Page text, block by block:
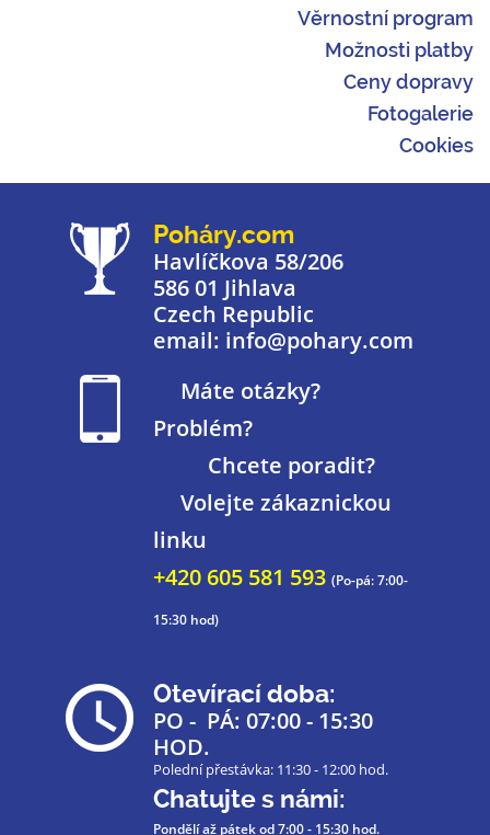
Věrnostní program
Možnosti platby
Ceny dopravy
Fotogalerie
Cookies
Poháry.com
Havlíčkova 58/206
586 01 Jihlava
Czech Republic
email: info@pohary.com
Máte otázky?
Problém?
Chcete poradit?
Volejte zákaznickou
linku
+420 605 581 593 (Po-pá: 7:00-
15:30 hod)
Otevírací doba:
PO - PÁ: 07:00 - 15:30
HOD.
Polední přestávka: 11:30 - 12:00 hod.
Chatujte s námi:
Pondělí až pátekod 7:00 - 15:30 hod.